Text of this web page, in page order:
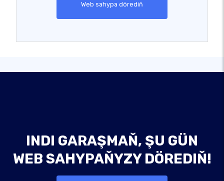
Web sahypa dörediň
INDI GARAŞMAŇ, ŞU GÜN
WEB SAHYPAŇYZY DÖREDIŇ!